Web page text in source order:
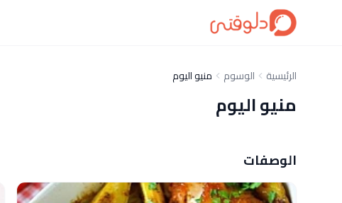
الرئيسية الوسوم منيو اليوم
منيو اليوم
الوصفات